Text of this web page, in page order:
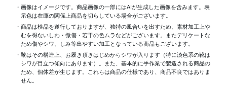
・画像はイメージです。商品画像の一部にはAIが生成した画像を含みます。表
示色は在庫の関係上商品を切らしている場合がございます。
・商品は検品を遂行しておりますが、独特の風合いを出すため、素材加工上
むを得ないしわ・微傷・若干の色ムラなどがございます。またデリケートな
ため傷やシワ、しみ等出やすい加工となっている商品もございます。
・靴はその構造上、お履き頂きはじめからシワが入ります（特に淡色系の靴は
シワが目立つ傾向にあります）。また、基本的に手作業で製造される商品の
ため、個体差が生じます。これらは商品の仕様であり、商品不良ではありま
せん。